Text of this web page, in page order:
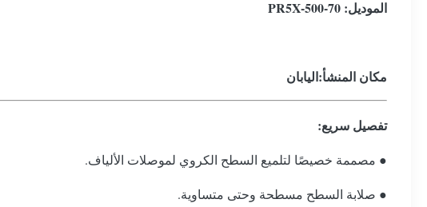
الموديل: PR5X-500-70
مكان المنشأ:اليابان
تفصيل سريع:
● مصممة خصيصًا لتلميع السطح الكروي لموصلات الألياف.
● صلابة السطح مسطحة وحتى متساوية.